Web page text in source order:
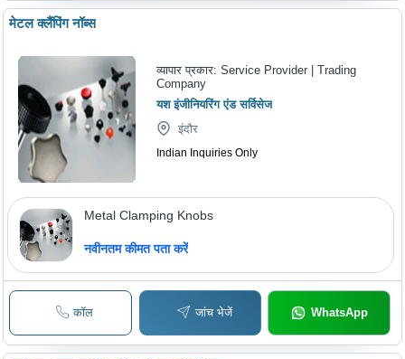
मेटल क्लैंपिंग नॉब्स
व्यापार प्रकार:Service Provider | Trading
Company
यश इंजीनियरिंग एंड सर्विसेज
इंदौर
Indian Inquiries Only
Metal Clamping Knobs
नवीनतम कीमत पता करें
कॉल जांच भेजें WhatsApp